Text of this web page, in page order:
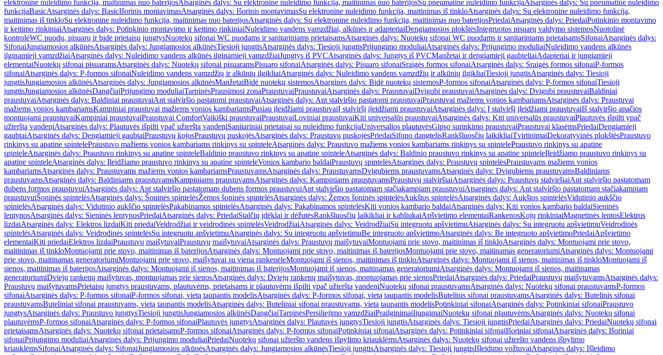
elektronine nuleidimo funkcija, maitinimas nuo baterijosAtsarginės dalys: Su elektronine nuleidimo funkcija, maitinimas nuo baterijosSu pneumatine nuleidimo funkcijaAtsarginės dalys: Su pneumatine nuleidimo
funkcijaBasicAtsarginės dalys: BasicIšorinis montavimasAtsarginės dalys: Išorinis montavimasSu elektronine nuleidimo funkcija, maitinimas iš tinkloAtsarginės dalys: Su elektronine nuleidimo funkcija,
maitinimas iš tinkloSu elektronine nuleidimo funkcija, maitinimas nuo baterijosAtsarginės dalys: Su elektronine nuleidimo funkcija, maitinimas nuo baterijosPriedaiAtsarginės dalys: PriedaiPotinkinio montavimo
ir keitimo rinkiniaiAtsarginės dalys: Potinkinio montavimo ir keitimo rinkiniaiNuleidimo vandens vamzdžiai, alkūnės ir adapteriaiDengiamosios plokštėsIntegruotos pisuarų valdymo sistemosNuotolinė
kontrolėWC puodų, pisuarų ir bidė prietaisų jungtysNuotekų sifonai WC puodams ir sanitariniams prietaisamsAtsarginės dalys: Nuotekų sifonai WC puodams ir sanitariniams prietaisamsSifonaiAtsarginės dalys:
SifonaiJungiamosios alkūnėsAtsarginės dalys: Jungiamosios alkūnėsTiesioji jungtisAtsarginės dalys: Tiesioji jungtisPrijungimo moduliaiAtsarginės dalys: Prijungimo moduliaiNuleidimo vandens alkūnės
ilginamieji vamzdžiaiAtsarginės dalys: Nuleidimo vandens alkūnės ilginamieji vamzdžiaiJungtys iš PVCAtsarginės dalys: Jungtys iš PVCManžetai ir dengiamieji gaubteliaiAdapteriai ir jungiamieji
elementaiNuotekų sifonai pisuaramsAtsarginės dalys: Nuotekų sifonai pisuaramsPisuaro sifonaiAtsarginės dalys: Pisuaro sifonaiSraigės formos sifonaiAtsarginės dalys: Sraigės formos sifonaiP-formos
sifonaiAtsarginės dalys: P-formos sifonaiNuleidimo vandens vamzdžių ir alkūnių ilgikliaiAtsarginės dalys: Nuleidimo vandens vamzdžių ir alkūnių ilgikliaiTiesioji jungtisAtsarginės dalys: Tiesioji
jungtisJungiamosios alkūnėsAtsarginės dalys: Jungiamosios alkūnėsManžetaiBidė nuotekų sistemosAtsarginės dalys: Bidė nuotekų sistemosP-formos sifonaiAtsarginės dalys: P-formos sifonaiTiesioji
jungtisJungiamosios alkūnėsDangčiaiPrijungimo moduliaiTarpinėsPrausimosi zonaPraustuvaiPraustuvaiAtsarginės dalys: PraustuvaiDvigubi praustuvaiAtsarginės dalys: Dvigubi praustuvaiBaldiniai
praustuvaiAtsarginės dalys: Baldiniai praustuvaiAnt stalviršio pastatomi praustuvaiAtsarginės dalys: Ant stalviršio pastatomi praustuvaiPraustuvai mažiems vonios kambariamsAtsarginės dalys: Praustuvai
mažiems vonios kambariamsKampiniai praustuvai mažiems vonios kambariamsPusiau įleidžiami praustuvaiĮ stalviršį įleidžiami praustuvaiAtsarginės dalys: Į stalviršį įleidžiami praustuvaiIš stalviršio apačios
montuojami praustuvaiKampiniai praustuvaiPraustuvai ComfortVaikiški praustuvaiPraustuvaiLoviniai praustuvaiKiti universalūs praustuvaiAtsarginės dalys: Kiti universalūs praustuvaiPlautuvės išpilti ypač
užterštą vandenįAtsarginės dalys: Plautuvės išpilti ypač užterštą vandenįSanitariniai prietaisai su nuleidimo funkcijaUniversalios plautuvėsGipso surinkimo praustuvaiPraustuvai klasėmsPriedaiDengiamieji
gaubtaiAtsarginės dalys: Dengiamieji gaubtaiPraustuvų kojosPraustuvų puskojėsAtsarginės dalys: Praustuvų puskojėsPriedaiSifono dangtelisRankšluosčių laikikliaiTvirtinimaiDekoratyvinės plokštėsPraustuvo
rinkinys su apatine spintelePraustuvo mažiems vonios kambariams rinkinys su spinteleAtsarginės dalys: Praustuvo mažiems vonios kambariams rinkinys su spintelePraustuvo rinkinys su apatine
spinteleAtsarginės dalys: Praustuvo rinkinys su apatine spinteleBaldinio praustuvo rinkinys su apatine spinteleAtsarginės dalys: Baldinio praustuvo rinkinys su apatine spinteleĮleidžiamo praustuvo rinkinys su
apatine spinteleAtsarginės dalys: Įleidžiamo praustuvo rinkinys su apatine spinteleVonios kambario baldaiPraustuvų spintelėsAtsarginės dalys: Praustuvų spintelėsPraustuvams mažiems vonios
kambariamsAtsarginės dalys: Praustuvams mažiems vonios kambariamsPraustuvamsAtsarginės dalys: PraustuvamsDvigubiems praustuvamsAtsarginės dalys: Dvigubiems praustuvamsBaldiniams
praustuvamsAtsarginės dalys: Baldiniams praustuvamsKampiniams praustuvamsAtsarginės dalys: Kampiniams praustuvamsPraustuvų stalviršiaiAtsarginės dalys: Praustuvų stalviršiaiAnt stalviršio pastatomam
dubens formos praustuvuiAtsarginės dalys: Ant stalviršio pastatomam dubens formos praustuvuiAnt stalviršio pastatomam stačiakampiam praustuvuiAtsarginės dalys: Ant stalviršio pastatomam stačiakampiam
praustuvuiŠoninės spintelėsAtsarginės dalys: Šoninės spintelėsŽemos šoninės spintelėsAtsarginės dalys: Žemos šoninės spintelėsAukštos spintelėsAtsarginės dalys: Aukštos spintelėsVidutinio aukščio
spintelėsAtsarginės dalys: Vidutinio aukščio spintelėsPakabinamos spintelėsAtsarginės dalys: Pakabinamos spintelėsKiti vonios kambario baldaiAtsarginės dalys: Kiti vonios kambario baldaiSieninės
lentynosAtsarginės dalys: Sieninės lentynosPriedaiAtsarginės dalys: PriedaiStalčių įdėklai ir dėžutėsRankšluosčių laikikliai ir kabliukaiApšvietimo elementaiRankenosKojų rinkiniaiMagnetinės lentosElektros
lizdaiAtsarginės dalys: Elektros lizdaiKiti priedaiVeidrodžiai ir veidrodinės spintelėsVeidrodžiaiAtsarginės dalys: VeidrodžiaiSu integruotu apšvietimuAtsarginės dalys: Su integruotu apšvietimuVeidrodinės
spintelėsAtsarginės dalys: Veidrodinės spintelėsSu integruotu apšvietimuAtsarginės dalys: Su integruotu apšvietimuBe integruoto apšvietimoAtsarginės dalys: Be integruoto apšvietimoPriedaiApšvietimo
elementaiKiti priedaiElektros lizdaiPraustuvų maišytuvaiPraustuvų maišytuvaiAtsarginės dalys: Praustuvų maišytuvaiMontuojami prie stovo, maitinimas iš tinkloAtsarginės dalys: Montuojami prie stovo,
maitinimas iš tinkloMontuojami prie stovo, maitinimas iš baterijosAtsarginės dalys: Montuojami prie stovo, maitinimas iš baterijosMontuojami prie stovo, maitinamas generatoriumiAtsarginės dalys: Montuojami
prie stovo, maitinamas generatoriumiMontuojami prie stovo, maišytuvai su viena rankenėleMontuojami iš sienos, maitinimas iš tinkloAtsarginės dalys: Montuojami iš sienos, maitinimas iš tinkloMontuojami iš
sienos, maitinimas iš baterijosAtsarginės dalys: Montuojami iš sienos, maitinimas iš baterijosMontuojami iš sienos, maitinamas generatoriumiAtsarginės dalys: Montuojami iš sienos, maitinamas
generatoriumiDviejų rankenų maišytuvas, montuojamas prie sienosAtsarginės dalys: Dviejų rankenų maišytuvas, montuojamas prie sienosPriedaiAtsarginės dalys: PriedaiPraustuvų maišytuvamsAtsarginės dalys:
Praustuvų maišytuvamsPrietaisų jungtys praustuvams, plautuvėms, prietaisams ir plautuvėms išpilti ypač užterštą vandenįNuotekų sifonai praustuvamsAtsarginės dalys: Nuotekų sifonai praustuvamsP-formos
sifonaiAtsarginės dalys: P-formos sifonaiP-formos sifonai, vietą taupantis modelisAtsarginės dalys: P-formos sifonai, vietą taupantis modelisButelinis sifonai praustuvamsAtsarginės dalys: Butelinis sifonai
praustuvamsButeliniai sifonai praustuvams, vietą taupantis modelisAtsarginės dalys: Buteliniai sifonai praustuvams, vietą taupantis modelisPotinkiniai sifonaiAtsarginės dalys: Potinkiniai sifonaiPraustuvo
jungtysAtsarginės dalys: Praustuvo jungtysTiesioji jungtisJungiamosios alkūnėsDangčiaiTarpinėsPersiliejimo vamzdžiaiPrailginimaiĮjungimaiNuotekų sifonai plautuvėmsAtsarginės dalys: Nuotekų sifonai
plautuvėmsP-formos sifonaiAtsarginės dalys: P-formos sifonaiPlautuvės jungtysAtsarginės dalys: Plautuvės jungtysTiesioji jungtisAtsarginės dalys: Tiesioji jungtisPriedaiAtsarginės dalys: PriedaiNuotekų sifonai
prietaisamsAtsarginės dalys: Nuotekų sifonai prietaisamsP-formos sifonaiAtsarginės dalys: P-formos sifonaiPotinkiniai sifonaiAtsarginės dalys: Potinkiniai sifonaiIšoriniai sifonaiAtsarginės dalys: Išoriniai
sifonaiPrijungimo moduliaiAtsarginės dalys: Prijungimo moduliaiPriedaiNuotekų sifonai užteršto vandens išpylimo kriauklėmsAtsarginės dalys: Nuotekų sifonai užteršto vandens išpylimo
kriauklėmsSifonaiAtsarginės dalys: SifonaiJungiamosios alkūnėsAtsarginės dalys: Jungiamosios alkūnėsTiesioji jungtisAtsarginės dalys: Tiesioji jungtisIšleidimo vožtuvaiAtsarginės dalys: Išleidimo